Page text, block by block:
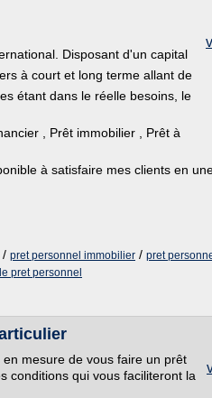
Disposant d'un capital
à court et long terme allant de
étant dans le réelle besoins, le
, Prêt immobilier , Prêt à
à satisfaire mes clients en
/ pret personnel immobilier / pret
pret personnel
mesure de vous faire un prêt
conditions qui vous faciliteront la